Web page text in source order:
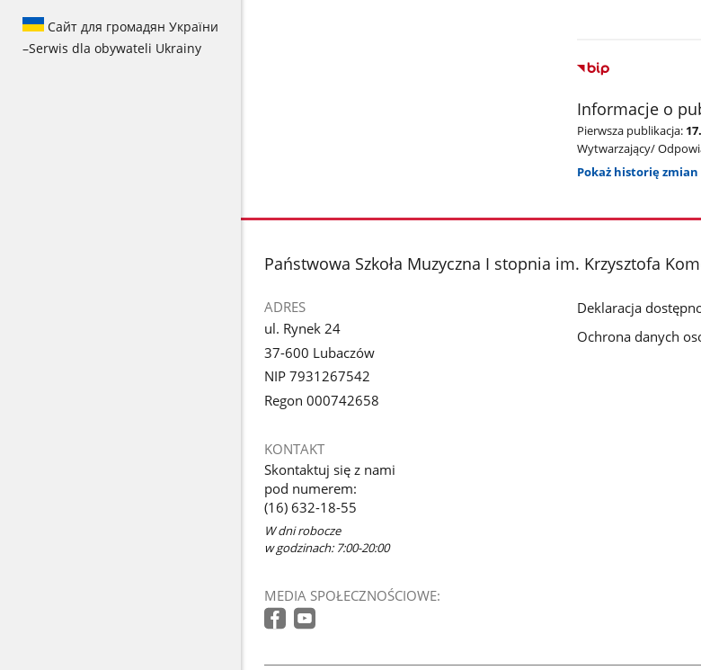
Сайт для громадян України
–Serwis dla obywateli Ukrainy
Informacje o
Pierwsza publikacja:
Wytwarzający/
Pokaż historię zmian
stopka
Państwowa Szkoła Muzyczna I stopnia im. Krzysztofa
ADRES
ul. Rynek 24
37-600 Lubaczów
NIP 7931267542
Regon 000742658
KONTAKT
Skontaktuj się z nami
pod numerem:
(16) 632-18-55
W dni robocze
w godzinach: 7:00-20:00
MEDIA SPOŁECZNOŚCIOWE:
Deklaracja
Ochrona danych